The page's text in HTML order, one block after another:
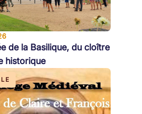
de la Basilique, du cloître
historique